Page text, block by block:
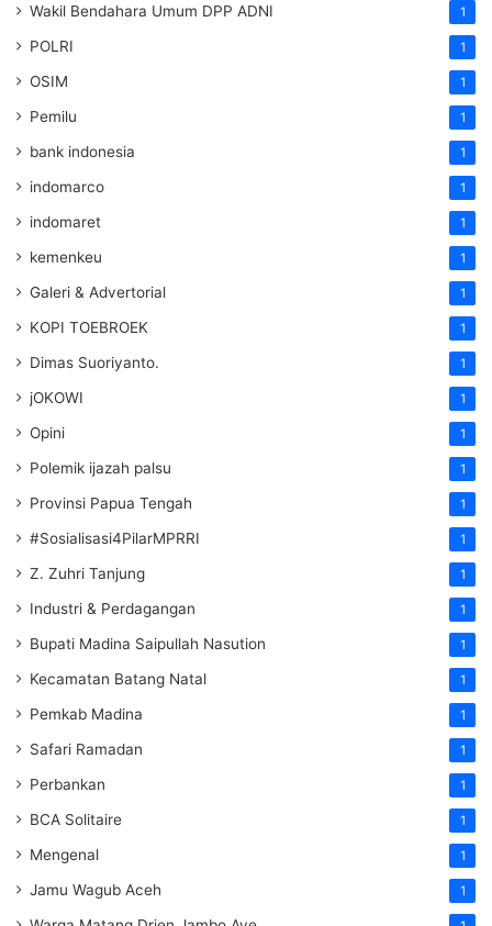
Wakil Bendahara Umum DPP ADNI 1
POLRI 1
OSIM 1
Pemilu 1
bank indonesia 1
indomarco 1
indomaret 1
kemenkeu 1
Galeri & Advertorial 1
KOPI TOEBROEK 1
Dimas Suoriyanto. 1
jOKOWI 1
Opini 1
Polemik ijazah palsu 1
Provinsi Papua Tengah 1
#Sosialisasi4PilarMPRRI 1
Z. Zuhri Tanjung 1
Industri & Perdagangan 1
Bupati Madina Saipullah Nasution 1
Kecamatan Batang Natal 1
Pemkab Madina 1
Safari Ramadan 1
Perbankan 1
BCA Solitaire 1
Mengenal 1
Jamu Wagub Aceh 1